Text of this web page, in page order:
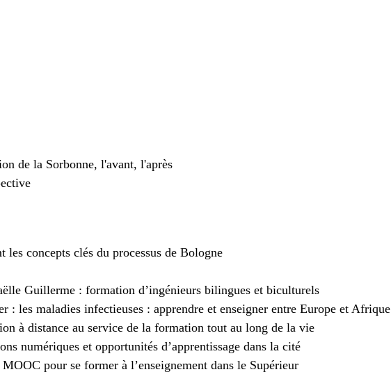
de la Sorbonne, l'avant, l'après
les concepts clés du processus de Bologne
Guillerme : formation d’ingénieurs bilingues et biculturels
: les maladies infectieuses : apprendre et enseigner entre Europe et Afrique
à distance au service de la formation tout au long de la vie
numériques et opportunités d’apprentissage dans la cité
pour se former à l’enseignement dans le Supérieur